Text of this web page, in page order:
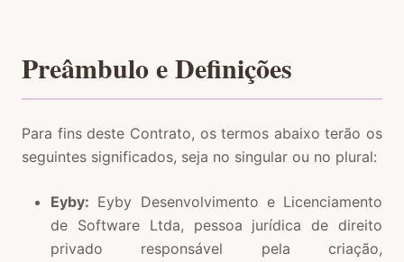
Preâmbulo e Definições
Para fins deste Contrato, os termos abaixo terão os
seguintes significados, seja no singular ou no plural:
Eyby: Eyby Desenvolvimento e Licenciamento
de Software Ltda, pessoa jurídica de direito
privado responsável pela criação,